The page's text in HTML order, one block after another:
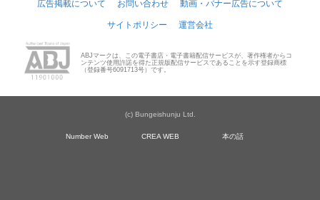
広告掲載について お問い合わせ 動画・バナー広告について
サイトポリシー 運営会社
ABJマークは、この電子書店・電子書籍配信サービスが、著作権者からコ
ンテンツ使用許諾を得た正規版配信サービスであることを示す登録商標
（登録番号6091713号）です。
(c) Bungeishunju Ltd.
Number Web CREA WEB 本の話